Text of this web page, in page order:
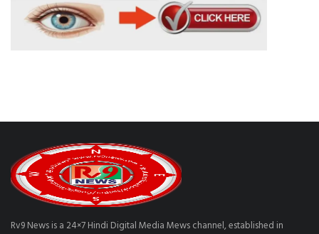
Rv9 News is a 24×7 Hindi Digital Media Mews channel, established in